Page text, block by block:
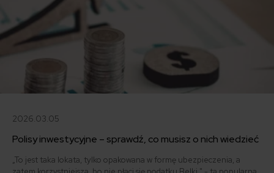
2026.03.05
Polisy inwestycyjne – sprawdź, co musisz o nich wiedzieć
„To jest taka lokata, tylko opakowana w formę ubezpieczenia, a